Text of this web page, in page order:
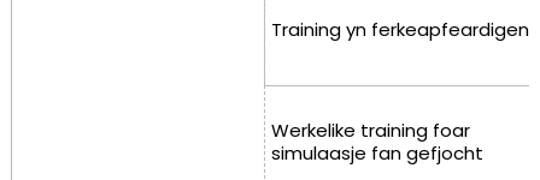
Training yn ferkeapfeardigens
Werkelike training foar
simulaasje fan gefjocht